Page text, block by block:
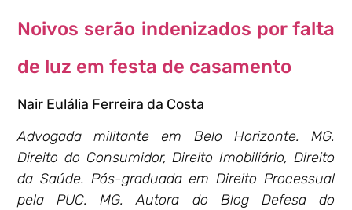
Noivos serão indenizados por falta
de luz em festa de casamento
Nair Eulália Ferreira da Costa
Advogada militante em Belo Horizonte. MG.
Direito do Consumidor, Direito Imobiliário, Direito
da Saúde. Pós-graduada em Direito Processual
pela PUC. MG. Autora do Blog Defesa do